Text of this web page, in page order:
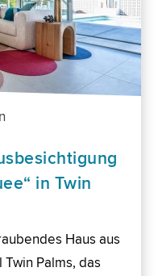
in Twin
Haus aus
Palms, das